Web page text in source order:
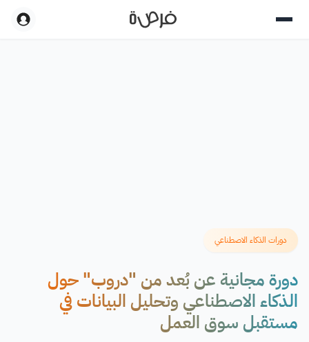
دورات الذكاء الاصطناعي
دورة مجانية عن بُعد من "دروب" حول
الذكاء الاصطناعي وتحليل البيانات في
مستقبل سوق العمل